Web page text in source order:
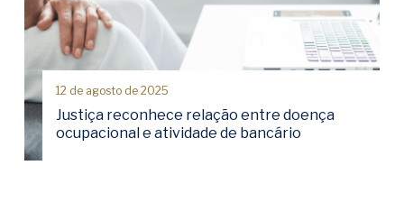
12 de agosto de 2025
Justiça reconhece relação entre doença
ocupacional e atividade de bancário